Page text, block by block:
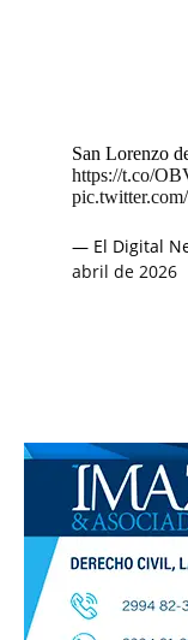
San Lorenzo
https://t.co/
— El Digital
abril de 2026